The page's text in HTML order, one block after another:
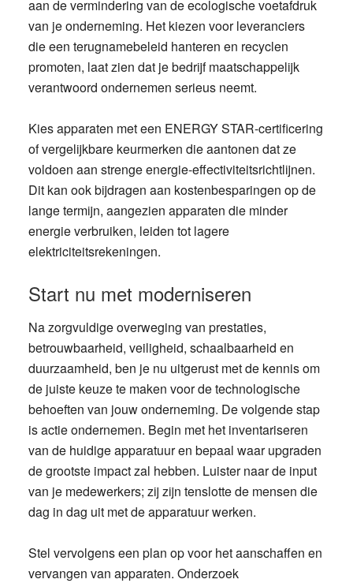
aan de vermindering van de ecologische voetafdruk
van je onderneming. Het kiezen voor leveranciers
die een terugnamebeleid hanteren en recyclen
promoten, laat zien dat je bedrijf maatschappelijk
verantwoord ondernemen serieus neemt.
Kies apparaten met een ENERGY STAR-certificering
of vergelijkbare keurmerken die aantonen dat ze
voldoen aan strenge energie-effectiviteitsrichtlijnen.
Dit kan ook bijdragen aan kostenbesparingen op de
lange termijn, aangezien apparaten die minder
energie verbruiken, leiden tot lagere
elektriciteitsrekeningen.
Start nu met moderniseren
Na zorgvuldige overweging van prestaties,
betrouwbaarheid, veiligheid, schaalbaarheid en
duurzaamheid, ben je nu uitgerust met de kennis om
de juiste keuze te maken voor de technologische
behoeften van jouw onderneming. De volgende stap
is actie ondernemen. Begin met het inventariseren
van de huidige apparatuur en bepaal waar upgraden
de grootste impact zal hebben. Luister naar de input
van je medewerkers; zij zijn tenslotte de mensen die
dag in dag uit met de apparatuur werken.
Stel vervolgens een plan op voor het aanschaffen en
vervangen van apparaten. Onderzoek